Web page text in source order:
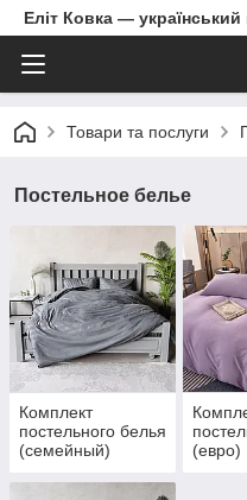
Еліт Ковка —
Товари та послуги
Постельное белье
Комплект
постельного белья
(семейный)
(евро)